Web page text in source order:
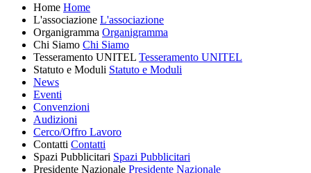
Home Home
L'associazione L'associazione
Organigramma Organigramma
Chi Siamo Chi Siamo
Tesseramento UNITEL Tesseramento UNITEL
Statuto e Moduli Statuto e Moduli
News
Eventi
Convenzioni
Audizioni
Cerco/Offro Lavoro
Contatti Contatti
Spazi Pubblicitari Spazi Pubblicitari
Presidente Nazionale Presidente Nazionale